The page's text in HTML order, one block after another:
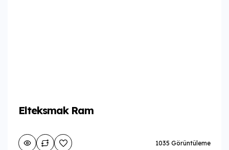
Elteksmak Ram
1035 Görüntüleme